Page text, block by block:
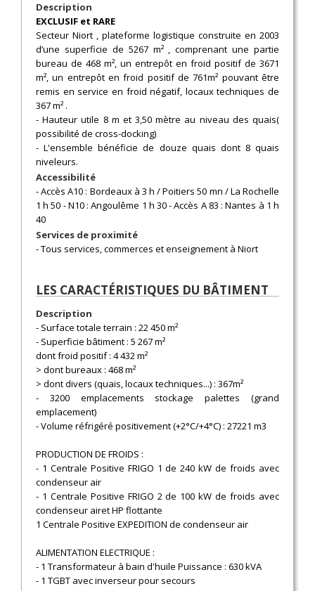
Description
EXCLUSIF et RARE
Secteur Niort , plateforme logistique construite en 2003
d’une superficie de 5267 m² , comprenant une partie
bureau de 468 m², un entrepôt en froid positif de 3671
m², un entrepôt en froid positif de 761m² pouvant être
remis en service en froid négatif, locaux techniques de
367 m² .
- Hauteur utile 8 m et 3,50 mètre au niveau des quais(
possibilité de cross-docking)
- L'ensemble bénéficie de douze quais dont 8 quais
niveleurs.
Accessibilité
- Accès A10 : Bordeaux à 3 h / Poitiers 50 mn / La Rochelle
1 h 50 - N10 : Angoulême 1 h 30 - Accès A 83 : Nantes à 1 h
40
Services de proximité
- Tous services, commerces et enseignement à Niort
LES CARACTÉRISTIQUES DU BÂTIMENT
Description
- Surface totale terrain : 22 450 m²
- Superficie bâtiment : 5 267 m²
dont froid positif : 4 432 m²
> dont bureaux : 468 m²
> dont divers (quais, locaux techniques...) : 367m²
- 3200 emplacements stockage palettes (grand
emplacement)
- Volume réfrigéré positivement (+2°C/+4°C) : 27221 m3
PRODUCTION DE FROIDS :
- 1 Centrale Positive FRIGO 1 de 240 kW de froids avec
condenseur air
- 1 Centrale Positive FRIGO 2 de 100 kW de froids avec
condenseur airet HP flottante
1 Centrale Positive EXPEDITION de condenseur air
ALIMENTATION ELECTRIQUE :
- 1 Transformateur à bain d'huile Puissance : 630 kVA
- 1 TGBT avec inverseur pour secours